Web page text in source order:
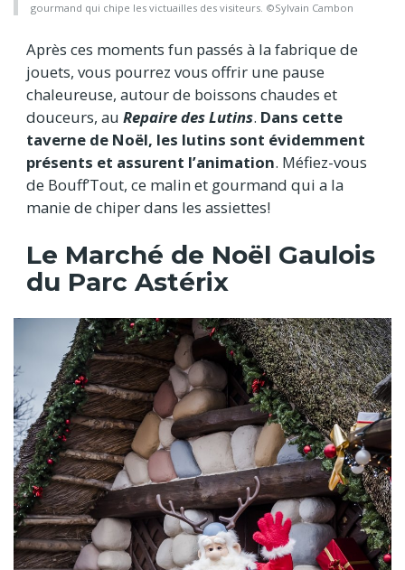
gourmand qui chipe les victuailles des visiteurs. ©Sylvain Cambon
Après ces moments fun passés à la fabrique de
jouets, vous pourrez vous offrir une pause
chaleureuse, autour de boissons chaudes et
douceurs, au Repaire des Lutins. Dans cette
taverne de Noël, les lutins sont évidemment
présents et assurent l’animation. Méfiez-vous
de Bouff’Tout, ce malin et gourmand qui a la
manie de chiper dans les assiettes!
Le Marché de Noël Gaulois
du Parc Astérix